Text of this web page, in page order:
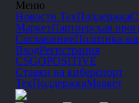
Меню
Новости ТехПоддержка
МаркетПартнерская
СоглашениеПолитика
ВходРегистрация
CSGOPOSITIVE
Ставки на киберспорт
ТехПоддержкаМаркет